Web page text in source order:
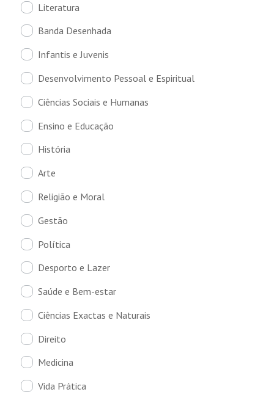
Literatura
Banda Desenhada
Infantis e Juvenis
Desenvolvimento Pessoal e Espiritual
Ciências Sociais e Humanas
Ensino e Educação
História
Arte
Religião e Moral
Gestão
Política
Desporto e Lazer
Saúde e Bem-estar
Ciências Exactas e Naturais
Direito
Medicina
Vida Prática